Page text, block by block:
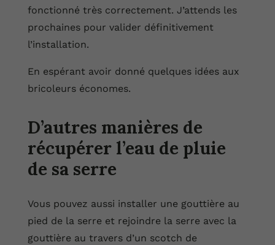
fonctionné très correctement. J’attends les
prochaines pour valider définitivement
l’installation.
En espérant avoir donné quelques idées aux
bricoleurs économes.
D’autres manières de
récupérer l’eau de pluie
de sa serre
Vous pouvez aussi installer une gouttière au
pied de la serre et rejoindre la serre avec la
gouttière au travers d’un scotch de